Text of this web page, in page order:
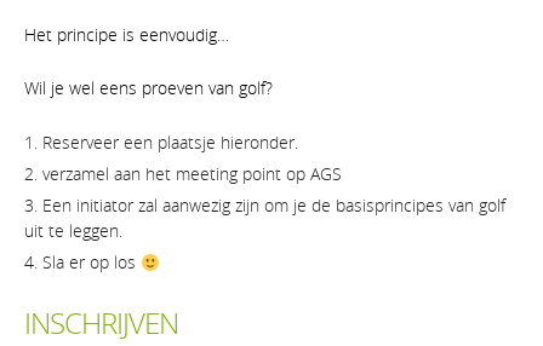
Het principe is eenvoudig…
Wil je wel eens proeven van golf?
Reserveer een plaatsje hieronder.
verzamel aan het meeting point op AGS
Een initiator zal aanwezig zijn om je de basisprincipes van golf
uit te leggen.
Sla er op los
INSCHRIJVEN